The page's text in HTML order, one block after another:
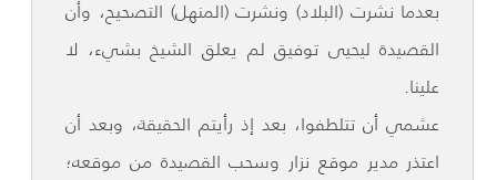
بعدما نشرت (البلاد) ونشرت (المنهل) التصحيح، وأن
القصيدة ليحيى توفيق لم يعلق الشيخ بشيء، لا
علينا.
عشمي أن تتلطفوا، بعد إذ رأيتم الحقيقة، وبعد أن
اعتذر مدير موقع نزار وسحب القصيدة من موقعه؛